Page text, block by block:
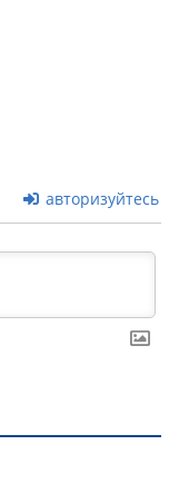
авторизуйтесь